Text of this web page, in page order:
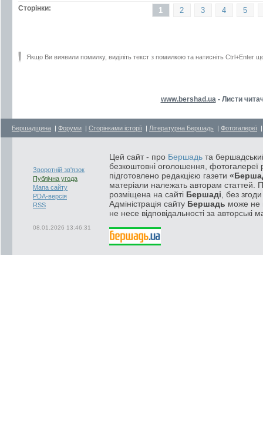
Сторінки: 5
4
3
2
1
Якщо Ви виявили помилку, виділіть текст з помилкою та натисніть Ctrl+Enter
www.bershad.ua - Листи
Бершадщина | Форуми | Сторінками історії | Літературна Бершадь | Фотогалереї
Зворотній зв'язок
Публічна угода
Мапа сайту
PDA-версія
RSS
08.01.2026 13:46:31
Цей сайт - про Бершадь та
безкоштовні оголошення, фотогалереї
підготовлено редакцією газети
матеріали належать авторам статтей.
розміщена на сайті Бершаді , без
Адміністрація сайту Бершадь може не
не несе відповідальності за авторські